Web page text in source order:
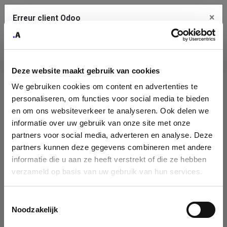
Deze website maakt gebruik van cookies
We gebruiken cookies om content en advertenties te
personaliseren, om functies voor social media te bieden
en om ons websiteverkeer te analyseren. Ook delen we
informatie over uw gebruik van onze site met onze
partners voor social media, adverteren en analyse. Deze
partners kunnen deze gegevens combineren met andere
informatie die u aan ze heeft verstrekt of die ze hebben
verzameld op basis van uw gebruik van hun services.
Noodzakelijk
Identification
de
l'entreprise
Please fill in your company details
form. If you don't find your company in our database, you can create
a new company record with the button below.
Erreur client Odoo ×
Une erreur s'est produite
Utilisez le bouton Copier pour reporter cette erreur à votre
service de support.
Voir les détails
Ok